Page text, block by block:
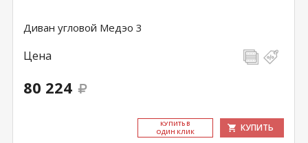
Диван угловой Медэо 3
Цена
80 224
КУ­ПИТЬ В
ОДИН КЛИК
КУПИТЬ